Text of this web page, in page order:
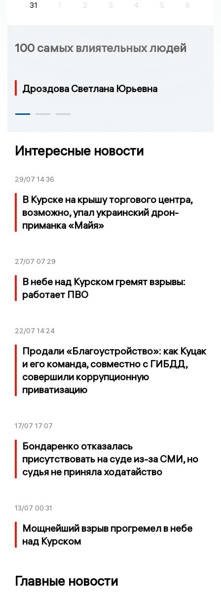
31
1 2 3 4 5 6
100 самых влиятельных людей
Дроздова Светлана Юрьевна
Интересные новости
29/07 14:36
В Курске на крышу торгового центра,
возможно, упал украинский дрон-
приманка «Майя»
27/07 07:29
В небе над Курском гремят взрывы:
работает ПВО
22/07 14:24
Продали «Благоустройство»: как Куцак
и его команда, совместно с ГИБДД,
совершили коррупционную
приватизацию
17/07 17:07
Бондаренко отказалась
присутствовать на суде из-за СМИ, но
судья не приняла ходатайство
13/07 00:31
Мощнейший взрыв прогремел в небе
над Курском
Главные новости